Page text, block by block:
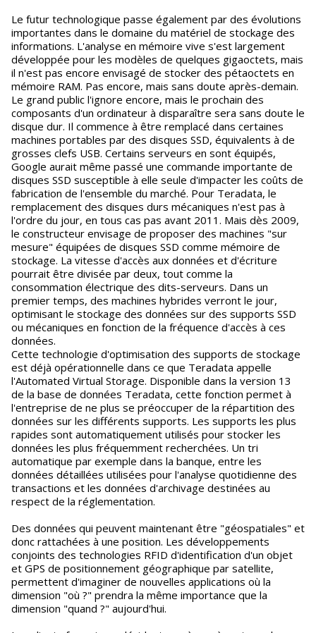
Le futur technologique passe également par des évolutions
importantes dans le domaine du matériel de stockage des
informations. L'analyse en mémoire vive s'est largement
développée pour les modèles de quelques gigaoctets, mais
il n'est pas encore envisagé de stocker des pétaoctets en
mémoire RAM. Pas encore, mais sans doute après-demain.
Le grand public l'ignore encore, mais le prochain des
composants d'un ordinateur à disparaître sera sans doute le
disque dur. Il commence à être remplacé dans certaines
machines portables par des disques SSD, équivalents à de
grosses clefs USB. Certains serveurs en sont équipés,
Google aurait même passé une commande importante de
disques SSD susceptible à elle seule d'impacter les coûts de
fabrication de l'ensemble du marché. Pour Teradata, le
remplacement des disques durs mécaniques n'est pas à
l'ordre du jour, en tous cas pas avant 2011. Mais dès 2009,
le constructeur envisage de proposer des machines "sur
mesure" équipées de disques SSD comme mémoire de
stockage. La vitesse d'accès aux données et d'écriture
pourrait être divisée par deux, tout comme la
consommation électrique des dits-serveurs. Dans un
premier temps, des machines hybrides verront le jour,
optimisant le stockage des données sur des supports SSD
ou mécaniques en fonction de la fréquence d'accès à ces
données.
Cette technologie d'optimisation des supports de stockage
est déjà opérationnelle dans ce que Teradata appelle
l'Automated Virtual Storage. Disponible dans la version 13
de la base de données Teradata, cette fonction permet à
l'entreprise de ne plus se préoccuper de la répartition des
données sur les différents supports. Les supports les plus
rapides sont automatiquement utilisés pour stocker les
données les plus fréquemment recherchées. Un tri
automatique par exemple dans la banque, entre les
données détaillées utilisées pour l'analyse quotidienne des
transactions et les données d'archivage destinées au
respect de la réglementation.
Des données qui peuvent maintenant être "géospatiales" et
donc rattachées à une position. Les développements
conjoints des technologies RFID d'identification d'un objet
et GPS de positionnement géographique par satellite,
permettent d'imaginer de nouvelles applications où la
dimension "où ?" prendra la même importance que la
dimension "quand ?" aujourd'hui.